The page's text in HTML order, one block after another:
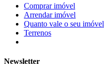
Comprar imóvel
Arrendar imóvel
Quanto vale o seu imóvel
Terrenos
Newsletter